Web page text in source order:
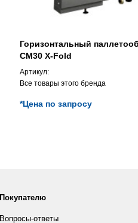
Горизонтальный
CM30 X-Fold
Артикул:
Все товары этого бренда
*Цена по запросу
Покупателю
Вопросы-ответы